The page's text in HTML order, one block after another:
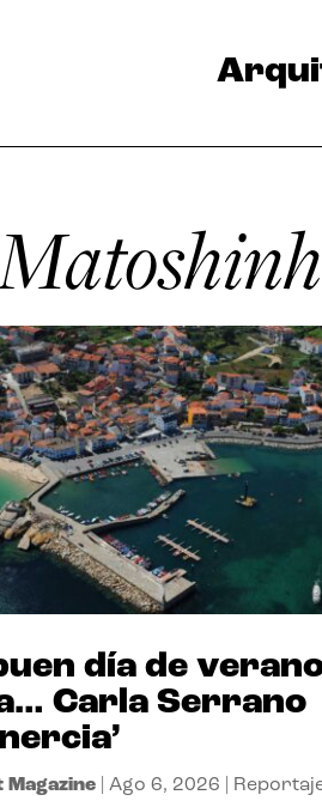
día de
Carla Serrano
Magazine| Ago 6, 2026